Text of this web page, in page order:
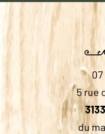
07
5 rue
du